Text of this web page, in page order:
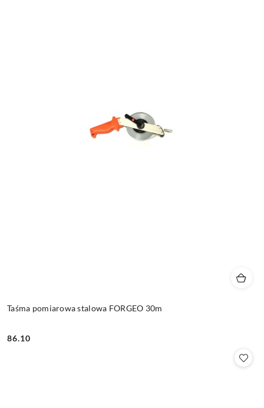
Taśma pomiarowa stalowa FORGEO 30m
Cena:
86.10